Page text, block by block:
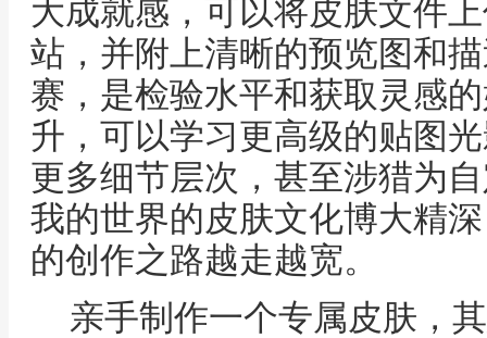
大成就感，可以将皮肤文件
站，并附上清晰的预览图和
赛，是检验水平和获取灵感
升，可以学习更高级的贴图
更多细节层次，甚至涉猎为
我的世界的皮肤文化博大精
的创作之路越走越宽。
亲手制作一个专属皮肤，